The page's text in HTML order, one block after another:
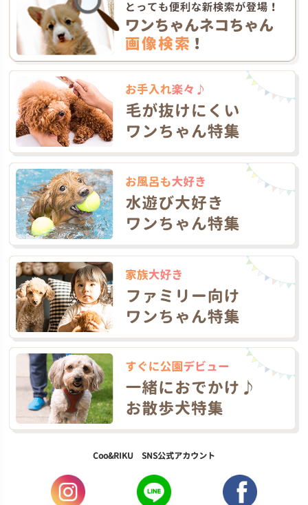
Coo&RIKU SNS公式アカウント